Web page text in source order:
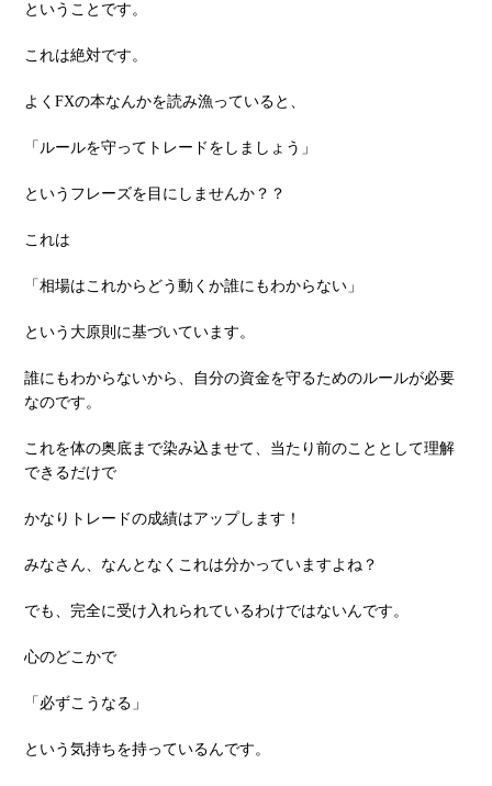
ということです。
これは絶対です。
よくFXの本なんかを読み漁っていると、
「ルールを守ってトレードをしましょう」
というフレーズを⽬にしませんか？？
これは
「相場はこれからどう動くか誰にもわからない」
という⼤原則に基づいています。
誰にもわからないから、⾃分の資⾦を守るためのルールが必要
なのです。
これを体の奥底まで染み込ませて、当たり前のこととして理解
できるだけで
かなりトレードの成績はアップします！
みなさん、なんとなくこれは分かっていますよね？
でも、完全に受け⼊れられているわけではないんです。
⼼のどこかで
「必ずこうなる」
という気持ちを持っているんです。